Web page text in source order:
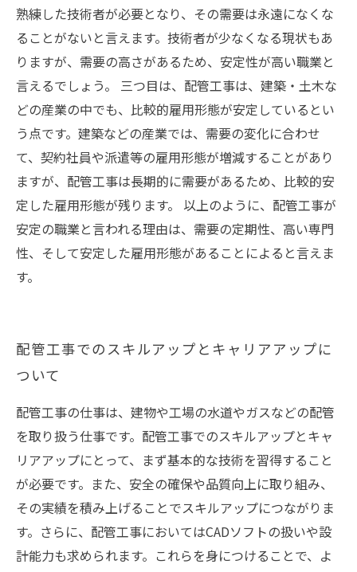
熟練した技術者が必要となり、その需要は永遠になくな
ることがないと言えます。技術者が少なくなる現状もあ
りますが、需要の高さがあるため、安定性が高い職業と
言えるでしょう。 三つ目は、配管工事は、建築・土木な
どの産業の中でも、比較的雇用形態が安定しているとい
う点です。建築などの産業では、需要の変化に合わせ
て、契約社員や派遣等の雇用形態が増減することがあり
ますが、配管工事は長期的に需要があるため、比較的安
定した雇用形態が残ります。 以上のように、配管工事が
安定の職業と言われる理由は、需要の定期性、高い専門
性、そして安定した雇用形態があることによると言えま
す。
配管工事でのスキルアップとキャリアアップに
ついて
配管工事の仕事は、建物や工場の水道やガスなどの配管
を取り扱う仕事です。配管工事でのスキルアップとキャ
リアアップにとって、まず基本的な技術を習得すること
が必要です。また、安全の確保や品質向上に取り組み、
その実績を積み上げることでスキルアップにつながりま
す。さらに、配管工事においてはCADソフトの扱いや設
計能力も求められます。これらを身につけることで、よ